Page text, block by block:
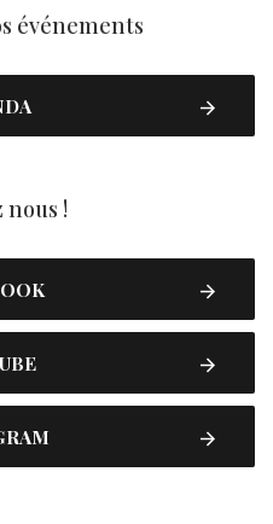
événements
nous !